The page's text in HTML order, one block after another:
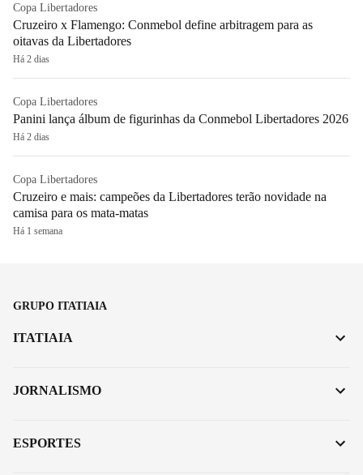
Copa Libertadores
Cruzeiro x Flamengo: Conmebol define arbitragem para as
oitavas da Libertadores
Há 2 dias
Copa Libertadores
Panini lança álbum de figurinhas da Conmebol Libertadores 2026
Há 2 dias
Copa Libertadores
Cruzeiro e mais: campeões da Libertadores terão novidade na
camisa para os mata-matas
Há 1 semana
GRUPO ITATIAIA
ITATIAIA
JORNALISMO
ESPORTES